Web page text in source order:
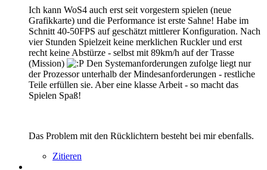
Ich kann WoS4 auch erst seit vorgestern spielen (neue
Grafikkarte) und die Performance ist erste Sahne! Habe im
Schnitt 40-50FPS auf geschätzt mittlerer Konfiguration. Nach
vier Stunden Spielzeit keine merklichen Ruckler und erst
recht keine Abstürze - selbst mit 89km/h auf der Trasse
(Mission)
Den Systemanforderungen zufolge liegt nur
der Prozessor unterhalb der Mindesanforderungen - restliche
Teile erfüllen sie. Aber eine klasse Arbeit - so macht das
Spielen Spaß!
Das Problem mit den Rücklichtern besteht bei mir ebenfalls.
Zitieren